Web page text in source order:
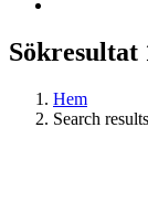
Sökresultat
Hem
Search